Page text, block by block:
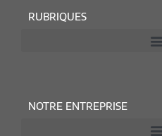
RUBRIQUES
NOTRE ENTREPRISE